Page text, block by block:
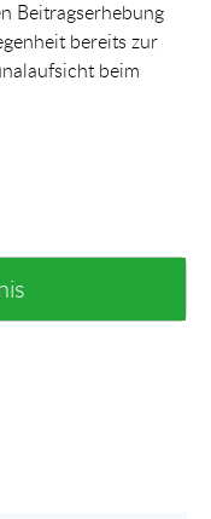
Beitragserhebung
bereits zur
beim